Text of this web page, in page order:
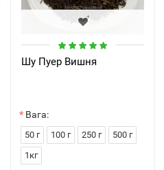
Шу Пуер Вишня
Вага:
50 г 100 г 250 г
500 г
1кг